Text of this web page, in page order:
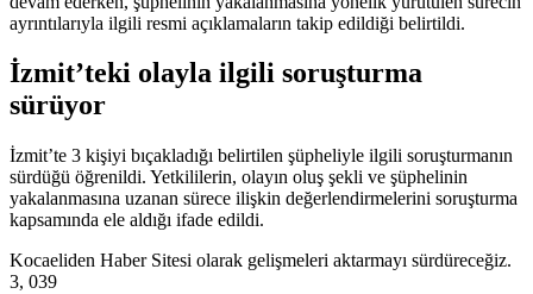
ayrıntılarıyla ilgili resmi açıklamaların takip edildiği belirtildi.
İzmit’teki olayla ilgili soruşturma
sürüyor
İzmit’te 3 kişiyi bıçakladığı belirtilen şüpheliyle ilgili soruşturmanın
sürdüğü öğrenildi. Yetkililerin, olayın oluş şekli ve şüphelinin
yakalanmasına uzanan sürece ilişkin değerlendirmelerini soruşturma
kapsamında ele aldığı ifade edildi.
Kocaeliden Haber Sitesi olarak gelişmeleri aktarmayı sürdüreceğiz.
3, 039